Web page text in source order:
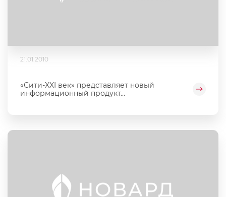
21.01.2010
«Сити-XXI век» представляет новый
информационный продукт...